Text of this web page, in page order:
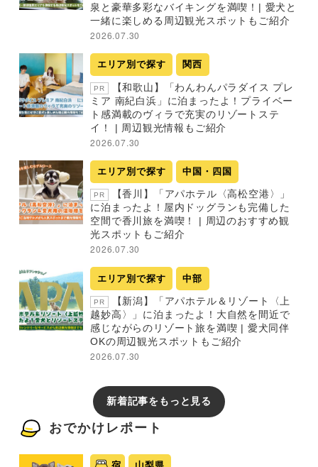
泉と豪華多彩なバイキングを満喫！| 愛犬と
一緒に楽しめる周辺観光スポットもご紹介
2026.07.30
エリア別で探す 関西
PR
【和歌山】「わんわんパラダイス プレ
ミア 南紀白浜」に泊まったよ！プライベー
ト感満載のヴィラで充実のリゾートステ
イ！ | 周辺観光情報もご紹介
2026.07.30
エリア別で探す 中国・四国
PR
【香川】「アパホテル〈高松空港〉」
に泊まったよ！屋内ドッグランも完備した
空間で香川旅を満喫！ | 周辺のおすすめ観
光スポットもご紹介
2026.07.30
エリア別で探す 中部
PR
【新潟】「アパホテル＆リゾート〈上
越妙高〉」に泊まったよ！大自然を間近で
感じながらのリゾート旅を満喫 | 愛犬同伴
OKの周辺観光スポットもご紹介
2026.07.30
新着記事をもっと見る
おでかけレポート